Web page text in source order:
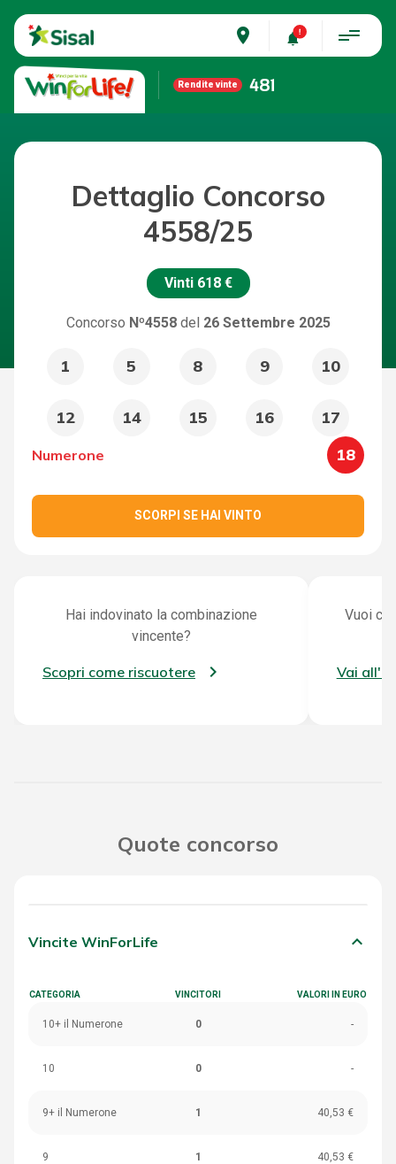
place
Rendite vinte 481
Dettaglio Concorso
4558/25
Vinti 618 €
Concorso Nº4558del 26 Settembre 2025
1 5 8 9 10
12 14 15 16 17
Numerone 18
SCORPI SE HAI VINTO
Hai indovinato la combinazione
vincente?
Scopri come riscuotere
Vuoi
Vai
Quote concorso
Vincite WinForLife keyboard_arrow_down
CATEGORIA VINCITORI VALORI IN EURO
10+ il Numerone 0 -
10 0 -
9+ il Numerone 1 40,53 €
9 1 40,53 €